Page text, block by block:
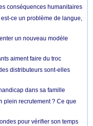
conséquences humanitaires
ce un problème de langue,
un nouveau modèle
aiment faire du troc
distributeurs sont-elles
dans sa famille
plein recrutement ? Ce que
pour vérifier son temps